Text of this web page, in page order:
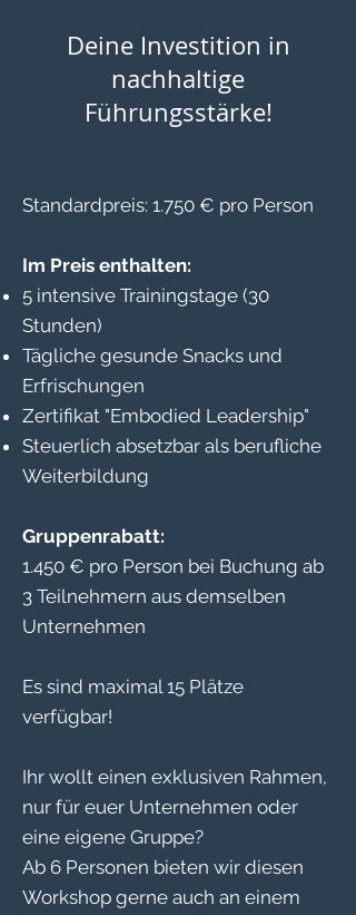
Deine Investition in
nachhaltige
Führungsstärke!
Standardpreis: 1.750 € pro Person
Im Preis enthalten:
5 intensive Trainingstage (30
Stunden)
Tägliche gesunde Snacks und
Erfrischungen
Zertifikat "Embodied Leadership"
Steuerlich absetzbar als berufliche
Weiterbildung
Gruppenrabatt:
1.450 € pro Person bei Buchung ab
3 Teilnehmern aus demselben
Unternehmen
Es sind maximal 15 Plätze
verfügbar!
Ihr wollt einen exklusiven Rahmen,
nur für euer Unternehmen oder
eine eigene Gruppe?
Ab 6 Personen bieten wir diesen
Workshop gerne auch an einem